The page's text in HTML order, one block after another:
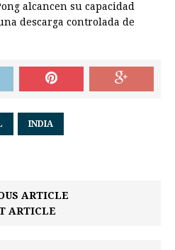
alcancen su capacidad
descarga controlada de
INDIA
ARTICLE
ARTICLE